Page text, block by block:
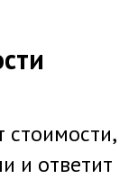
стоимости,
и ответит